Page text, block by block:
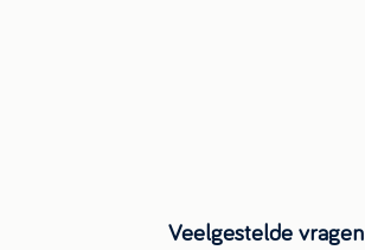
Veelgestelde vragen